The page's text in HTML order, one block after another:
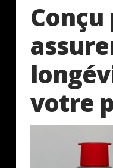
votre